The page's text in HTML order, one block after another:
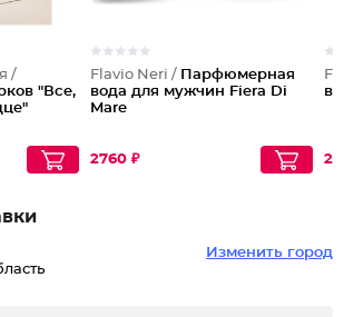
/
"Все,
Flavio Neri / Парфюмерная
вода для мужчин Fiera Di
Mare
2760 ₽
Изменить город